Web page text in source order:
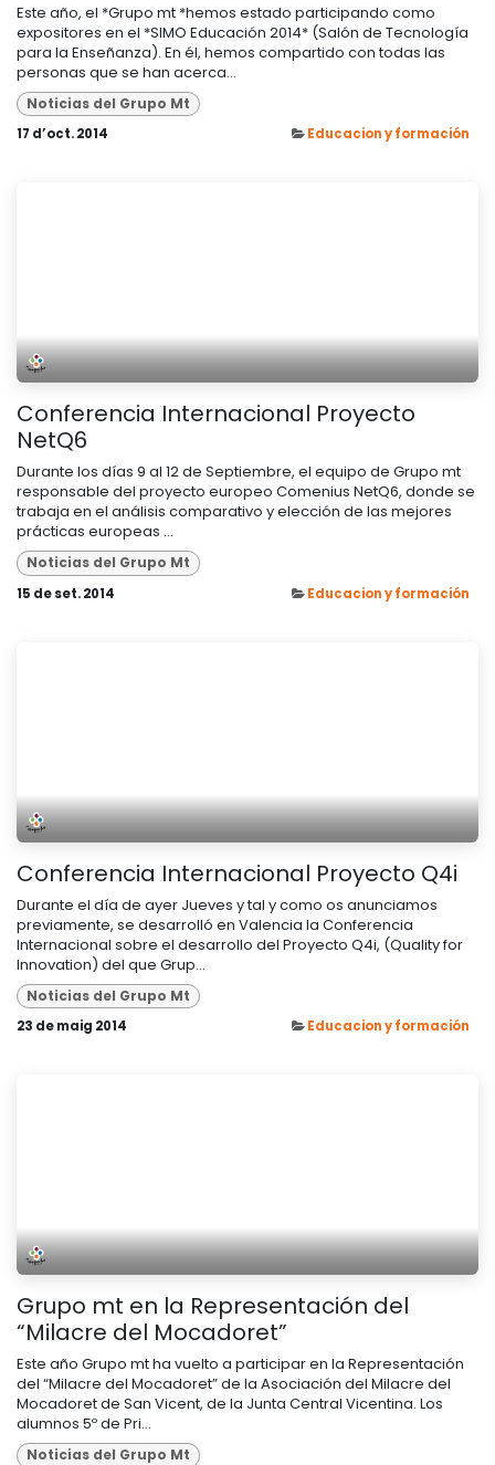
Este año, el *Grupo mt *hemos estado participando como
expositores en el *SIMO Educación 2014* (Salón de Tecnología
para la Enseñanza). En él, hemos compartido con todas las
personas que se han acerca...
Noticias del Grupo Mt
17 d’oct. 2014 Educacion y formación
Conferencia Internacional Proyecto
NetQ6
Durante los días 9 al 12 de Septiembre, el equipo de Grupo mt
responsable del proyecto europeo Comenius NetQ6, donde se
trabaja en el análisis comparativo y elección de las mejores
prácticas europeas ...
Noticias del Grupo Mt
15 de set. 2014 Educacion y formación
Conferencia Internacional Proyecto Q4i
Durante el día de ayer Jueves y tal y como os anunciamos
previamente, se desarrolló en Valencia la Conferencia
Internacional sobre el desarrollo del Proyecto Q4i, (Quality for
Innovation) del que Grup...
Noticias del Grupo Mt
23 de maig 2014 Educacion y formación
Grupo mt en la Representación del
“Milacre del Mocadoret”
Este año Grupo mt ha vuelto a participar en la Representación
del “Milacre del Mocadoret” de la Asociación del Milacre del
Mocadoret de San Vicent, de la Junta Central Vicentina. Los
alumnos 5º de Pri...
Noticias del Grupo Mt